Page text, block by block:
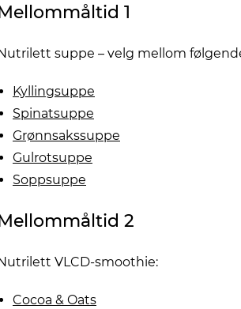
1
suppe – velg mellom
Kyllingsuppe
Spinatsuppe
Grønnsakssuppe
Gulrotsuppe
Soppsuppe
2
VLCD-smoothie:
Cocoa & Oats